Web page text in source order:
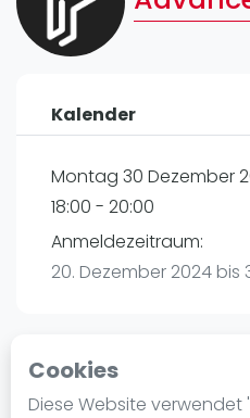
Cookies
Diese Website verwendet
Veranstaltungen
International
Ranking
Männer
Frauen
Blog
Kalender
Montag 30 Dezember
18:00 - 20:00
Anmeldezeitraum:
20. Dezember 2024 bis
Playtomic